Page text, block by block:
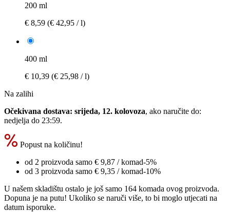
200 ml
€ 8,59 (€ 42,95 / l)
400 ml
€ 10,39 (€ 25,98 / l)
Na zalihi
Očekivana dostava: srijeda, 12. kolovoza, ako naručite do:
nedjelja do 23:59.
Popust na količinu!
od 2 proizvoda samo € 9,87 / komad-5%
od 3 proizvoda samo € 9,35 / komad-10%
U našem skladištu ostalo je još samo 164 komada ovog proizvoda.
Dopuna je na putu! Ukoliko se naruči više, to bi moglo utjecati na
datum isporuke.